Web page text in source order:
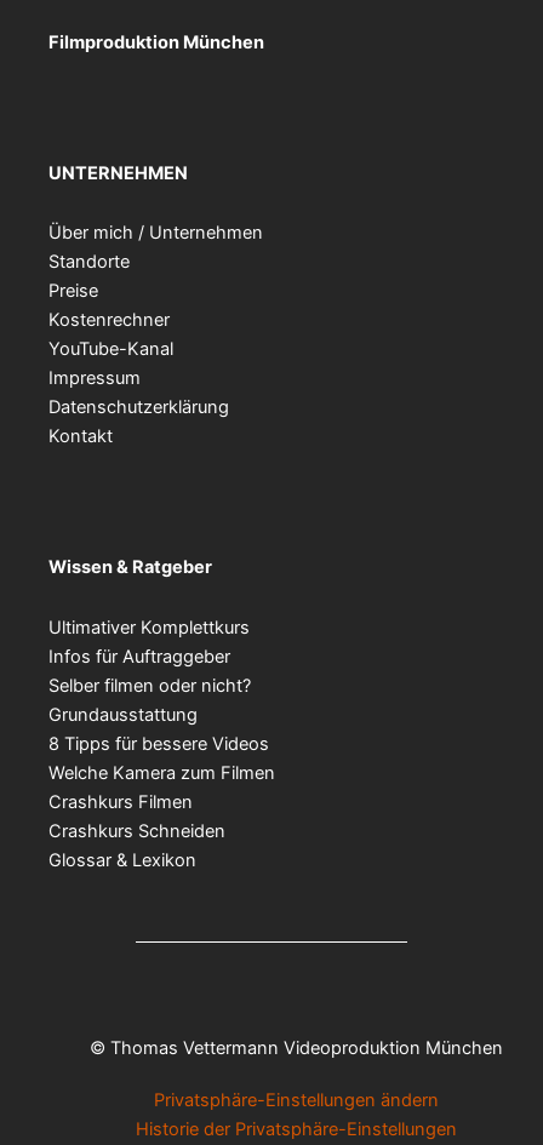
Filmproduktion München
UNTERNEHMEN
Über mich / Unternehmen
Standorte
Preise
Kostenrechner
YouTube-Kanal
Impressum
Datenschutzerklärung
Kontakt
Wissen & Ratgeber
Ultimativer Komplettkurs
Infos für Auftraggeber
Selber filmen oder nicht?
Grundausstattung
8 Tipps für bessere Videos
Welche Kamera zum Filmen
Crashkurs Filmen
Crashkurs Schneiden
Glossar & Lexikon
© Thomas Vettermann Videoproduktion München
Privatsphäre-Einstellungen ändern
Historie der Privatsphäre-Einstellungen